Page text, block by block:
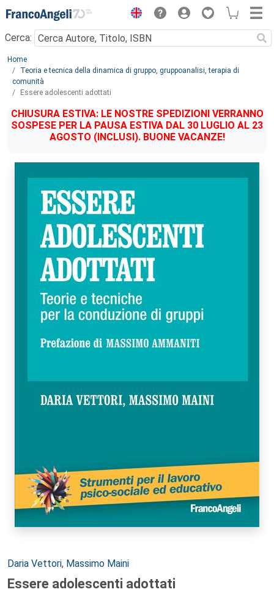
Menu
Cerca:
Main content
Home
Teoria e tecnica della dinamica di gruppo, gruppoanalisi, terapia di
comunità
Essere adolescenti adottati
CHIUSURA ESTIVA: LE NOSTRE SPEDIZIONI VERRANNO
SOSPESE PER LA PAUSA ESTIVA DAL 30 LUGLIO AL 23
AGOSTO (INCLUSI). BUONE VACANZE!
Autori:
Daria Vettori, Massimo Maini
Essere adolescenti adottati